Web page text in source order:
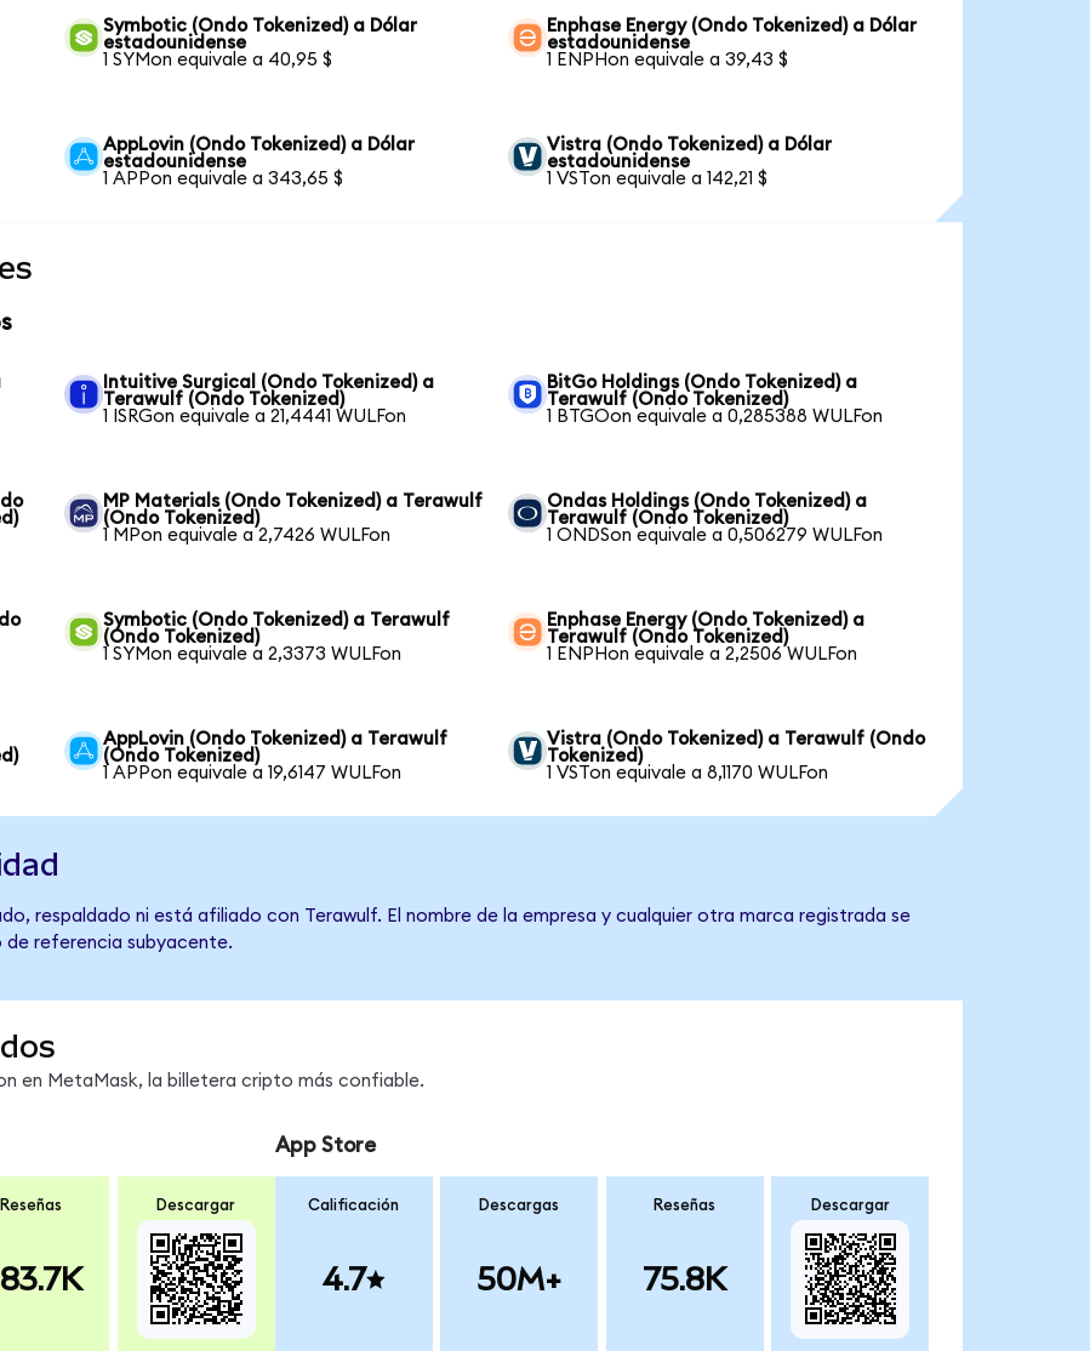
Symbotic (Ondo Tokenized) a Dólar
estadounidense
1 SYMon equivale a 40,95 $
Enphase Energy (Ondo Tokenized) a Dólar
estadounidense
1 ENPHon equivale a 39,43 $
AppLovin (Ondo Tokenized) a Dólar
estadounidense
1 APPon equivale a 343,65 $
Vistra (Ondo Tokenized) a Dólar
estadounidense
1 VSTon equivale a 142,21 $
Intuitive Surgical (Ondo Tokenized) a
Terawulf (Ondo Tokenized)
1 ISRGon equivale a 21,4441 WULFon
BitGo Holdings (Ondo Tokenized) a
Terawulf (Ondo Tokenized)
1 BTGOon equivale a 0,285388 WULFon
MP Materials (Ondo Tokenized) a Terawulf
(Ondo Tokenized)
1 MPon equivale a 2,7426 WULFon
Ondas Holdings (Ondo Tokenized) a
Terawulf (Ondo Tokenized)
1 ONDSon equivale a 0,506279 WULFon
Symbotic (Ondo Tokenized) a Terawulf
(Ondo Tokenized)
1 SYMon equivale a 2,3373 WULFon
Enphase Energy (Ondo Tokenized) a
Terawulf (Ondo Tokenized)
1 ENPHon equivale a 2,2506 WULFon
AppLovin (Ondo Tokenized) a Terawulf
(Ondo Tokenized)
1 APPon equivale a 19,6147 WULFon
Vistra (Ondo Tokenized) a Terawulf (Ondo
Tokenized)
1 VSTon equivale a 8,1170 WULFon
respaldado ni está afiliado con Terawulf. El nombre de la empresa y cualquier otra marca registrada se
referencia subyacente.
en MetaMask, la billetera cripto más confiable.
Reseñas Descargar
App Store
Calificación
4.7
Descargas
50M+
Reseñas
75.8K
Descargar